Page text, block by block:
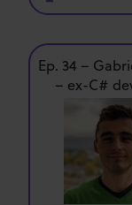
Ep. 34 –
– ex-C#